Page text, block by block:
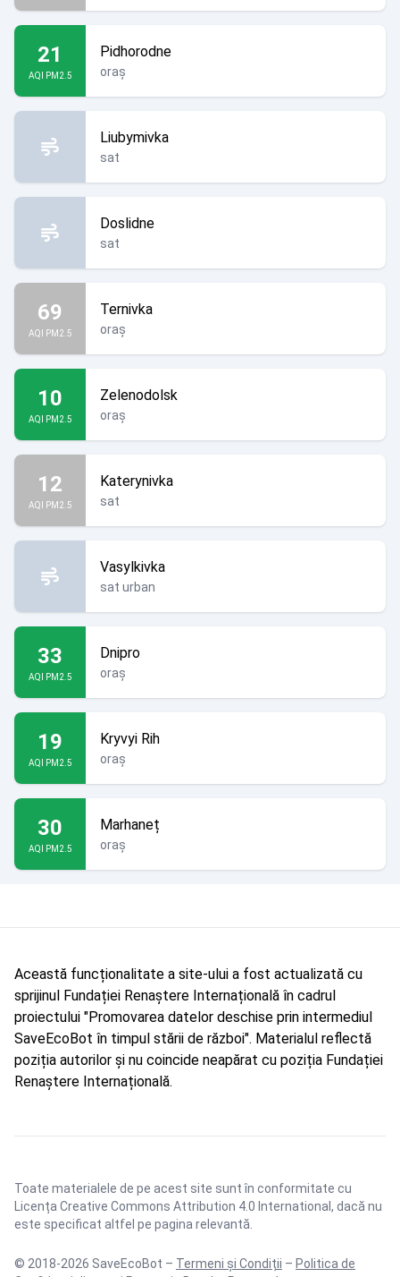
21
AQI PM2.5
Pidhorodne
oraș
Liubymivka
sat
Doslidne
sat
69
AQI PM2.5
Ternivka
oraș
10
AQI PM2.5
Zelenodolsk
oraș
12
AQI PM2.5
Katerynivka
sat
Vasylkivka
sat urban
33
AQI PM2.5
Dnipro
oraș
19
AQI PM2.5
Kryvyi Rih
oraș
30
AQI PM2.5
Marhaneț
oraș
Această funcționalitate a site-ului a fost actualizată cu
sprijinul Fundației Renaștere Internațională în cadrul
proiectului "Promovarea datelor deschise prin intermediul
SaveEcoBot în timpul stării de război". Materialul reflectă
poziția autorilor și nu coincide neapărat cu poziția Fundației
Renaștere Internațională.
Toate materialele de pe acest site sunt în conformitate cu
Licența Creative Commons Attribution 4.0 International , dacă nu
este specificat altfel pe pagina relevantă.
© 2018-2026 SaveEcoBot – Termeni și Condiții – Politica de